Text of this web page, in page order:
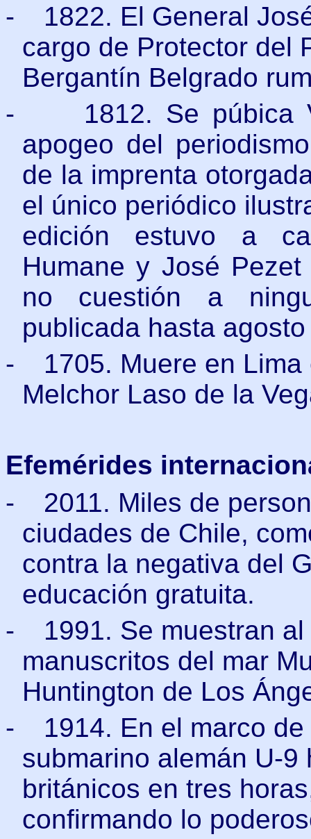
-
1822. El General
cargo de Protector del
Bergantín Belgrado
-
1812. Se púbica
apogeo del
de la imprenta
el único periódico
edición estuvo a
Humane y José
no cuestión a
publicada hasta
-
1705. Muere en
Melchor Laso de la
Efemérides
-
2011. Miles de
ciudades de Chile,
contra la negativa del
educación gratuita.
-
1991. Se muestran
manuscritos del mar
Huntington de Los
-
1914. En el marco
submarino alemán U-
británicos en tres
confirmando lo